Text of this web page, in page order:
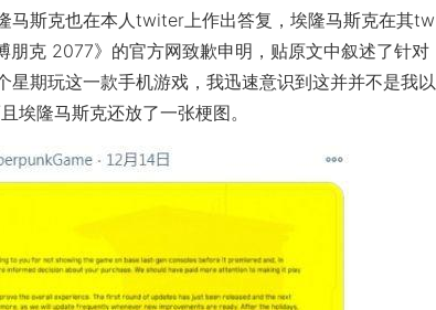
马斯克也在本人twiter上作出答复，埃隆马斯克在其tw
克 2077》的官方网致歉申明，贴原文中叙述了针对
星期玩这一款手机游戏，我迅速意识到这并并不是我以
埃隆马斯克还放了一张梗图。